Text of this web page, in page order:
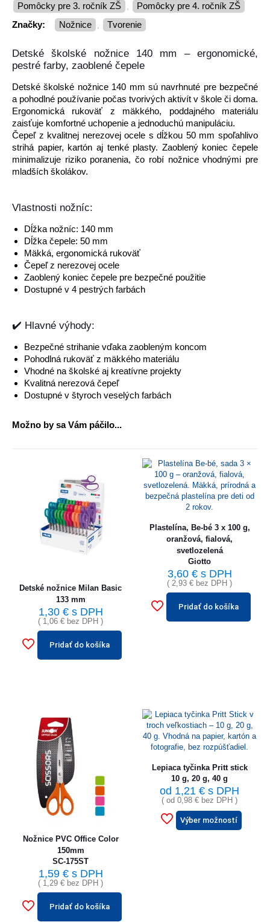
Pomôcky pre 3. ročník ZŠ ,
Pomôcky pre 4. ročník ZŠ
Značky:
nožnice , tvorenie
Detské školské nožnice 140 mm – ergonomické,
pestré farby, zaoblené čepele
Detské školské nožnice 140 mm sú navrhnuté pre bezpečné
a pohodlné používanie počas tvorivých aktivít v škole či doma.
Ergonomická rukoväť z mäkkého, poddajného materiálu
zaisťuje komfortné uchopenie a jednoduchú manipuláciu.
Čepeľ z kvalitnej nerezovej ocele s dĺžkou 50 mm spoľahlivo
strihá papier, kartón aj tenké plasty. Zaoblený koniec čepele
minimalizuje riziko poranenia, čo robí nožnice vhodnými pre
mladších školákov.
Vlastnosti nožníc:
Dĺžka nožníc: 140 mm
Dĺžka čepele: 50 mm
Mäkká, ergonomická rukoväť
Čepeľ z nerezovej ocele
Zaoblený koniec čepele pre bezpečné použitie
Dostupné v 4 pestrých farbách
✔️ Hlavné výhody:
Bezpečné strihanie vďaka zaobleným koncom
Pohodlná rukoväť z mäkkého materiálu
Vhodné na školské aj kreatívne projekty
Kvalitná nerezová čepeľ
Dostupné v štyroch veselých farbách
Možno by sa Vám páčilo...
Detské nožnice Milan Basic
133 mm
1,30 €s DPH
( 1,06 € bez DPH )
Pridať do košíka
Plastelína, Be-bé 3 x 100 g,
oranžová, fialová,
svetlozelená
Giotto
3,60 €s DPH
( 2,93 € bez DPH )
Pridať do košíka
Nožnice PVC Office Color
150mm
SC-175ST
1,59 €s DPH
( 1,29 € bez DPH )
Pridať do košíka
Lepiaca tyčinka Pritt stick
10 g, 20 g, 40 g
od 1,21 € s DPH
( od 0,98 € bez DPH )
Výber možností